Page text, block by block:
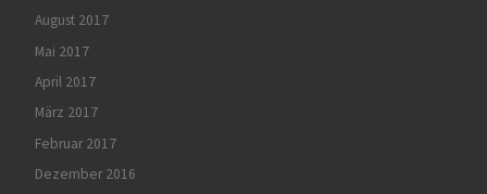
August 2017
Mai 2017
April 2017
März 2017
Februar 2017
Dezember 2016